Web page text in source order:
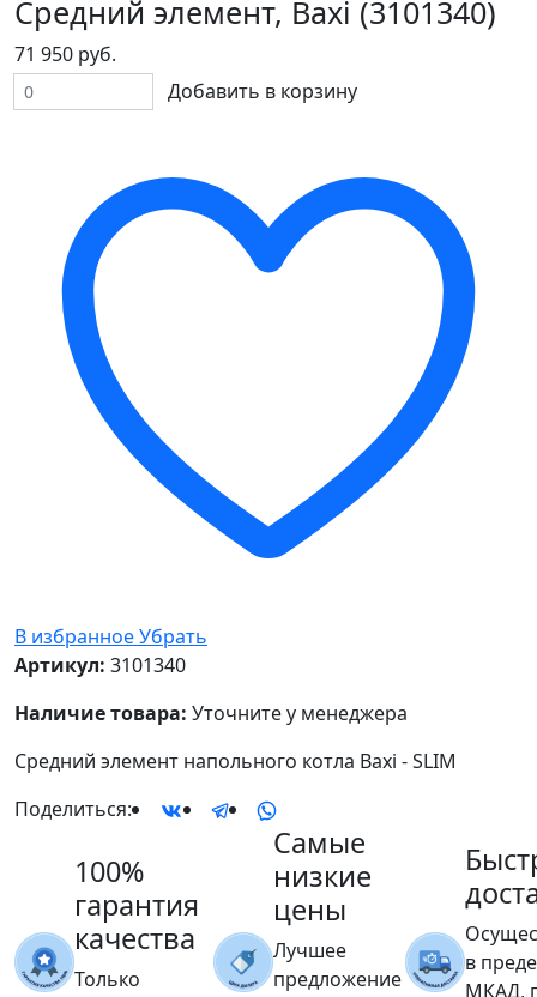
Средний элемент, Baxi (3101340)
71 950 руб.
Добавить в корзину
В избранноеУбрать
Артикул: 3101340
Наличие товара: Уточните у менеджера
Средний элемент напольного котла Baxi - SLIM
Поделиться:
100%
гарантия
качества
Только
Самые
низкие
цены
Лучшее
предложение
в
МКАД,